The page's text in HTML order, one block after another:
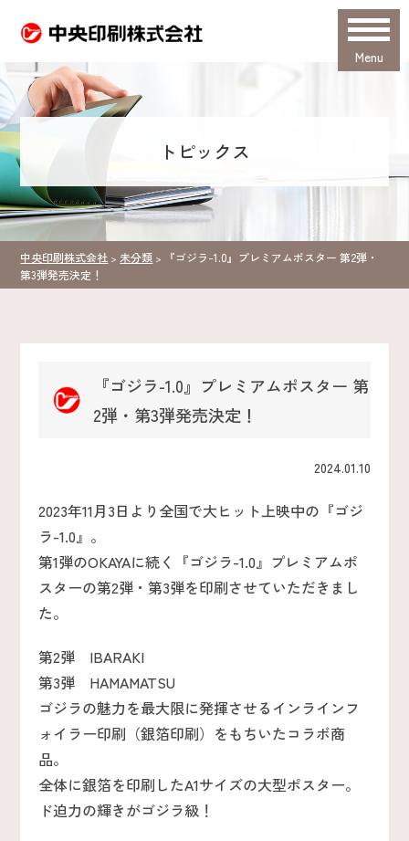
Menu
トピックス
中央印刷株式会社 >未分類 >
『ゴジラ-1.0』プレミアムポスター 第2弾・
第3弾発売決定！
『ゴジラ-1.0』プレミアムポスター 第
2弾・第3弾発売決定！
2024.01.10
2023年11月3日より全国で大ヒット上映中の『ゴジ
ラ-1.0』。
第1弾のOKAYAに続く『ゴジラ-1.0』プレミアムポ
スターの第2弾・第3弾を印刷させていただきまし
た。
第2弾 IBARAKI
第3弾 HAMAMATSU
ゴジラの魅力を最大限に発揮させるインラインフ
ォイラー印刷（銀箔印刷）をもちいたコラボ商
品。
全体に銀箔を印刷したA1サイズの大型ポスター。
ド迫力の輝きがゴジラ級！